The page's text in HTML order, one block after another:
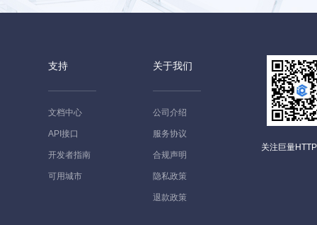
关注巨量
支持
文档中心
API接口
开发者指南
可用城市
关于我们
公司介绍
服务协议
合规声明
隐私政策
退款政策